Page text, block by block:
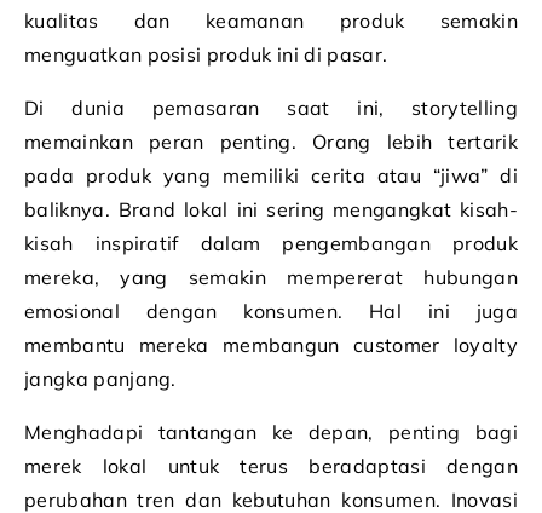
kualitas dan keamanan produk semakin
menguatkan posisi produk ini di pasar.
Di dunia pemasaran saat ini, storytelling
memainkan peran penting. Orang lebih tertarik
pada produk yang memiliki cerita atau “jiwa” di
baliknya. Brand lokal ini sering mengangkat kisah-
kisah inspiratif dalam pengembangan produk
mereka, yang semakin mempererat hubungan
emosional dengan konsumen. Hal ini juga
membantu mereka membangun customer loyalty
jangka panjang.
Menghadapi tantangan ke depan, penting bagi
merek lokal untuk terus beradaptasi dengan
perubahan tren dan kebutuhan konsumen. Inovasi